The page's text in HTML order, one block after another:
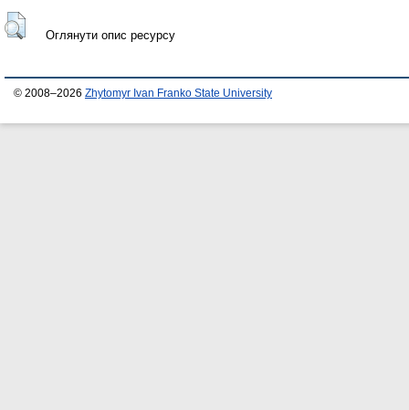
Оглянути опис ресурсу
© 2008–2026 Zhytomyr Ivan Franko State University